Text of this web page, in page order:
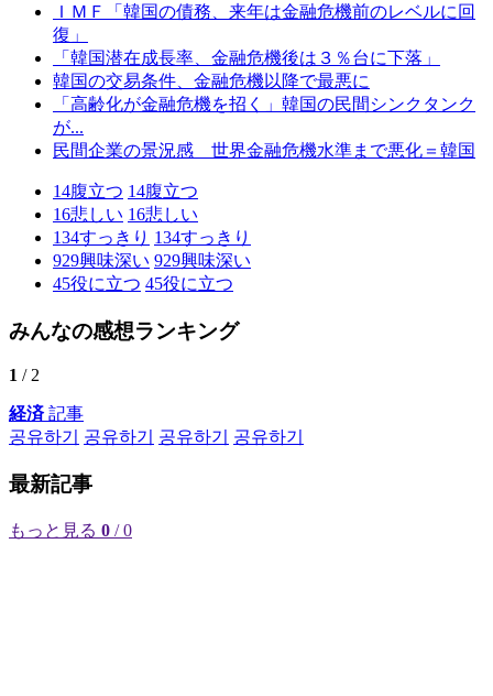
ＩＭＦ「韓国の債務、来年は金融危機前のレベルに回
復」
「韓国潜在成長率、金融危機後は３％台に下落」
韓国の交易条件、金融危機以降で最悪に
「高齢化が金融危機を招く」韓国の民間シンクタンク
が...
民間企業の景況感 世界金融危機水準まで悪化＝韓国
14腹立つ 14腹立つ
16悲しい 16悲しい
134すっきり 134すっきり
929興味深い 929興味深い
45役に立つ 45役に立つ
みんなの感想ランキング
1 / 2
経済記事
공유하기
공유하기 공유하기 공유하기
最新記事
もっと見る 0 / 0